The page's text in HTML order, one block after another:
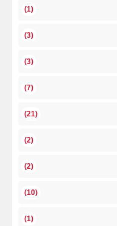
(1)
(3)
(3)
(7)
(21)
(2)
(2)
(10)
(1)